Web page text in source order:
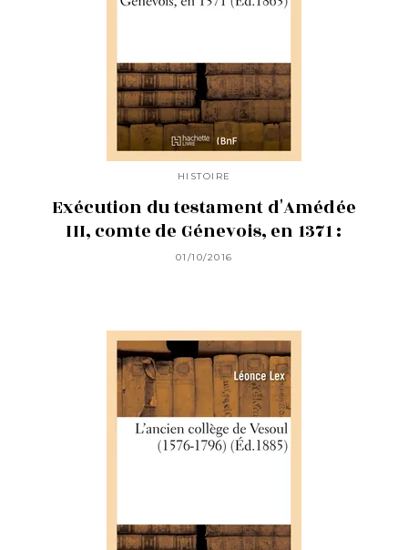
HISTOIRE
Exécution du testament d'Amédée
III, comte de Génevois, en 1371 :
01/10/2016